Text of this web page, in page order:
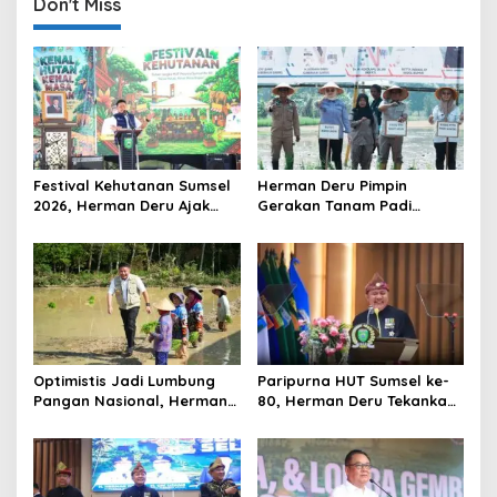
a
v
i
g
a
t
i
o
n
Don't Miss
Festival Kehutanan Sumsel
2026, Herman Deru Ajak
Kelestarian Hutan
Herman Deru Pimpin
Gerakan Tanam Padi
Banyuasin Bidik Produksi 1
Juta Ton
Optimistis Jadi Lumbung
Pangan Nasional, Herman
Gabah Sumsel Tembus 5
Juta Ton
Paripurna HUT Sumsel ke-
80, Herman Deru Tekankan
Pembangunan
Berkelanjutan